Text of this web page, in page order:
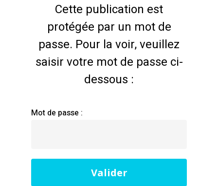
Cette publication est
protégée par un mot de
passe. Pour la voir, veuillez
saisir votre mot de passe ci-
dessous :
Mot de passe :